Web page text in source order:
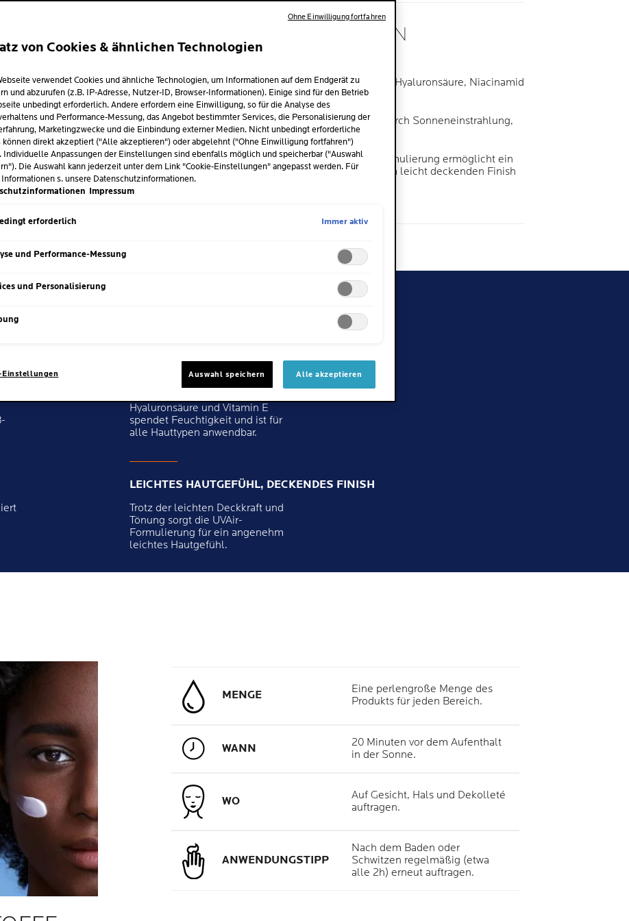
Nächster Eintrag
VON DERMATOLOGEN
EMPFOHLEN
Feuchtigkeitspendendes Serum mit Hyaluronsäure, Niacinamid
und Vitamin E.
Schützt die Haut vor Zellschäden durch Sonneneinstrahlung,
so wie vor UVA- und UVB-Strahlen.
Die ultra-leichte, nicht fettende Formulierung ermöglicht ein
angenehmens Hautgefühl mit einem leicht deckenden Finish
FEUCHTIGKEITSSPENDEND
Hyaluronsäure und Vitamin E
spendet Feuchtigkeit und ist für
alle Hauttypen anwendbar.
LEICHTES HAUTGEFÜHL, DECKENDES FINISH
Trotz der leichten Deckkraft und
Tönung sorgt die UVAir-
Formulierung für ein angenehm
leichtes Hautgefühl.
MENGE
Eine perlengroße Menge des
Produkts für jeden Bereich.
WANN
20 Minuten vor dem Aufenthalt
in der Sonne.
WO
Auf Gesicht, Hals und Dekolleté
auftragen.
ANWENDUNGSTIPP
Nach dem Baden oder
Schwitzen regelmäßig (etwa
alle 2h) erneut auftragen.
von Cookies & ähnlichen Technologien
verwendet Cookies und ähnliche Technologien, um Informationen auf dem Endgerät zu
und abzurufen (z.B. IP-Adresse, Nutzer-ID, Browser-Informationen). Einige sind für den Betrieb
unbedingt erforderlich. Andere erfordern eine Einwilligung, so für die Analyse des
und Performance-Messung, das Angebot bestimmter Services, die Personalisierung der
Marketingzwecke und die Einbindung externer Medien. Nicht unbedingt erforderliche
können direkt akzeptiert ("Alle akzeptieren") oder abgelehnt ("Ohne Einwilligung fortfahren")
Individuelle Anpassungen der Einstellungen sind ebenfalls möglich und speicherbar ("Auswahl
Die Auswahl kann jederzeit unter dem Link "Cookie-Einstellungen" angepasst werden. Für
s. unsere Datenschutzinformationen.
Impressum
erforderlich Immer aktiv
und Performance-Messung
und Personalisierung
Einstellungen Auswahl speichern Alle akzeptieren
Ohne Einwilligung fortfahren